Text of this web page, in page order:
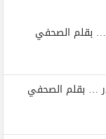
بقلم الصحفي
مليار دولار … بقلم الصحفي